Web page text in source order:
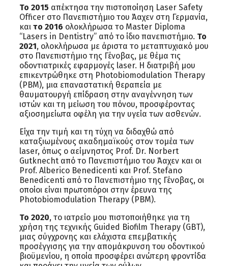
Το 2015 απέκτησα την πιστοποίηση Laser Safety
Officer στο Πανεπιστήμιο του Άαχεν στη Γερμανία,
και το 2016 ολοκλήρωσα το Master Diploma
“Lasers in Dentistry” από το ίδιο πανεπιστήμιο. Το
2021, ολοκλήρωσα με άριστα το μεταπτυχιακό μου
στο Πανεπιστήμιο της Γένοβας, με θέμα τις
οδοντιατρικές εφαρμογές laser. Η διατριβή μου
επικεντρώθηκε στη Photobiomodulation Therapy
(PBM), μια επαναστατική θεραπεία με
θαυματουργή επίδραση στην αναγέννηση των
ιστών και τη μείωση του πόνου, προσφέροντας
αξιοσημείωτα οφέλη για την υγεία των ασθενών.
Είχα την τιμή και τη τύχη να διδαχθώ από
καταξιωμένους ακαδημαϊκούς στον τομέα των
laser, όπως ο αείμνηστος Prof. Dr. Norbert
Gutknecht από το Πανεπιστήμιο του Άαχεν και οι
Prof. Alberico Benedicenti και Prof. Stefano
Benedicenti από το Πανεπιστήμιο της Γένοβας, οι
οποίοι είναι πρωτοπόροι στην έρευνα της
Photobiomodulation Therapy (PBM).
Το 2020, το ιατρείο μου πιστοποιήθηκε για τη
χρήση της τεχνικής Guided Biofilm Therapy (GBT),
μιας σύγχρονης και ελάχιστα επεμβατικής
προσέγγισης για την απομάκρυνση του οδοντικού
βιοϋμενίου, η οποία προσφέρει ανώτερη φροντίδα